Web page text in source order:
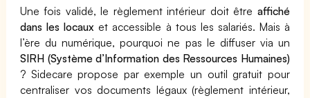
Une fois validé, le règlement intérieur doit être affiché
dans les locaux et accessible à tous les salariés. Mais à
l’ère du numérique, pourquoi ne pas le diffuser via un
SIRH (Système d’Information des Ressources Humaines)
? Sidecare propose par exemple un outil gratuit pour
centraliser vos documents légaux (règlement intérieur,